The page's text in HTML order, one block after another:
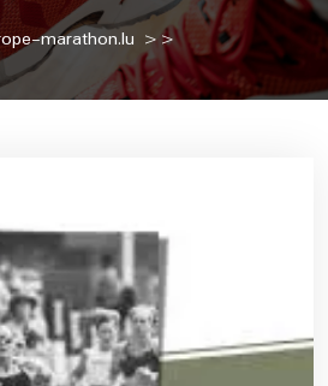
marathon.lu >>